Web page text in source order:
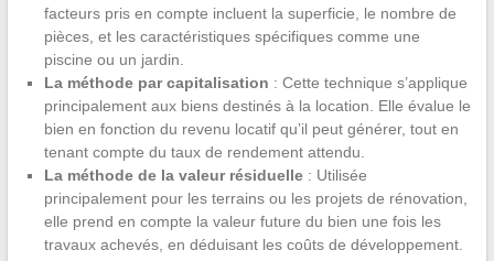
facteurs pris en compte incluent la superficie, le nombre de
pièces, et les caractéristiques spécifiques comme une
piscine ou un jardin.
La méthode par capitalisation : Cette technique s’applique
principalement aux biens destinés à la location. Elle évalue le
bien en fonction du revenu locatif qu’il peut générer, tout en
tenant compte du taux de rendement attendu.
La méthode de la valeur résiduelle : Utilisée
principalement pour les terrains ou les projets de rénovation,
elle prend en compte la valeur future du bien une fois les
travaux achevés, en déduisant les coûts de développement.